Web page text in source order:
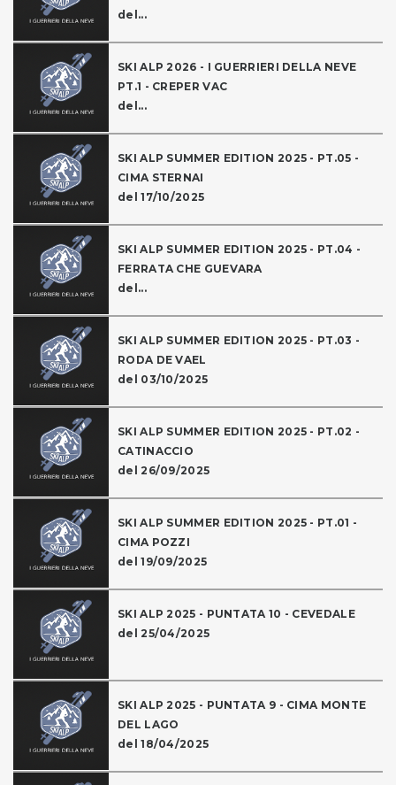
del...
SKI ALP 2026 - I GUERRIERI DELLA NEVE
PT.1 - CREPER VAC
del...
SKI ALP SUMMER EDITION 2025 - PT.05 -
CIMA STERNAI
del 17/10/2025
SKI ALP SUMMER EDITION 2025 - PT.04 -
FERRATA CHE GUEVARA
del...
SKI ALP SUMMER EDITION 2025 - PT.03 -
RODA DE VAEL
del 03/10/2025
SKI ALP SUMMER EDITION 2025 - PT.02 -
CATINACCIO
del 26/09/2025
SKI ALP SUMMER EDITION 2025 - PT.01 -
CIMA POZZI
del 19/09/2025
SKI ALP 2025 - PUNTATA 10 - CEVEDALE
del 25/04/2025
SKI ALP 2025 - PUNTATA 9 - CIMA MONTE
DEL LAGO
del 18/04/2025